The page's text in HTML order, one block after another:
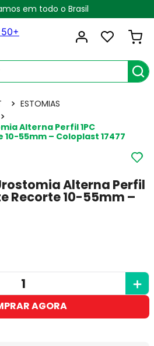
em todo o Brasil
ESTOMIAS
Alterna Perfil 1PC
55mm – Coloplast 17477
Alterna Perfil
Recorte 10-55mm –
＋
AGORA